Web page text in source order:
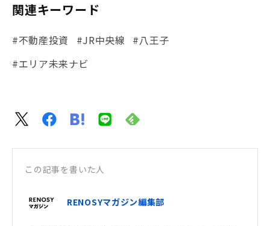
関連キーワード
#不動産投資 #JR中央線
#八王子
#エリア未来ナビ
この記事を書いた人
RENOSYマガジン編集部